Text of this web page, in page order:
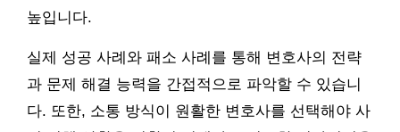
높입니다.
실제 성공 사례와 패소 사례를 통해 변호사의 전략
과 문제 해결 능력을 간접적으로 파악할 수 있습니
다. 또한, 소통 방식이 원활한 변호사를 선택해야 사